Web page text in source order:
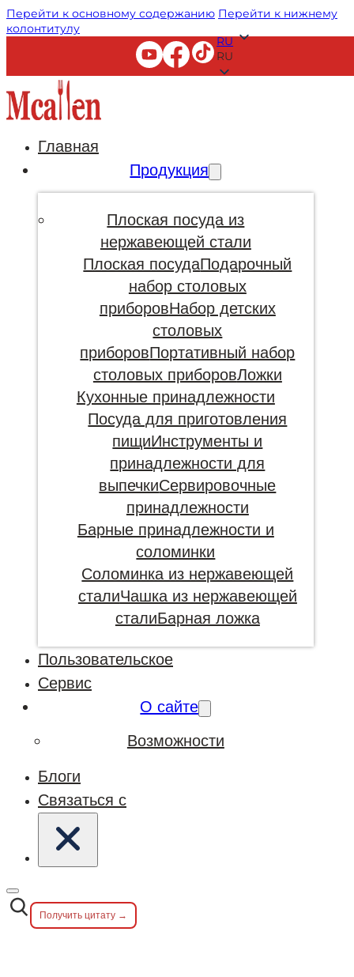
Перейти к основному содержанию Перейти к нижнему
колонтитулу
RU
RU
Главная
Продукция
Плоская посуда из
нержавеющей стали
Плоская посудаПодарочный
набор столовых
приборовНабор детских
столовых
приборовПортативный набор
столовых приборовЛожки
Кухонные принадлежности
Посуда для приготовления
пищиИнструменты и
принадлежности для
выпечкиСервировочные
принадлежности
Барные принадлежности и
соломинки
Соломинка из нержавеющей
сталиЧашка из нержавеющей
сталиБарная ложка
Пользовательское
Сервис
О сайте
Возможности
Блоги
Связаться с
Получить цитату →